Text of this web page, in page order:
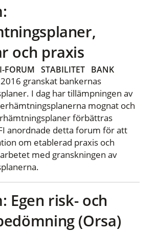
och praxis
FORUM STABILITET BANK
granskat bankernas
I dag har tillämpningen av
mognat och
förbättras
anordnade detta forum för att
om etablerad praxis och
med granskningen av
Egen risk- och
(Orsa)